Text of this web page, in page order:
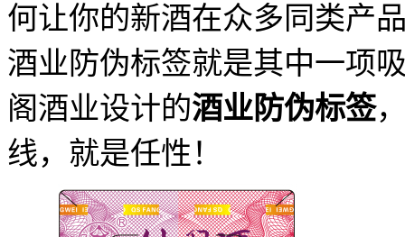
何让你的新酒在众多同类产
酒业防伪标签就是其中一项
阁酒业设计的酒业防伪标签
线，就是任性！